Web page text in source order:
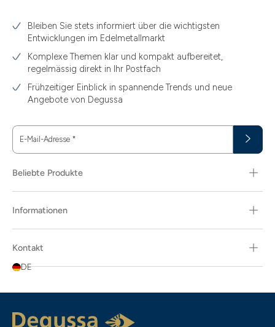
Bleiben Sie stets informiert über die wichtigsten
Entwicklungen im Edelmetallmarkt
Komplexe Themen klar und kompakt aufbereitet,
regelmässig direkt in Ihr Postfach
Frühzeitiger Einblick in spannende Trends und neue
Angebote von Degussa
E-Mail-Adresse *
Beliebte Produkte
Informationen
Kontakt
DE